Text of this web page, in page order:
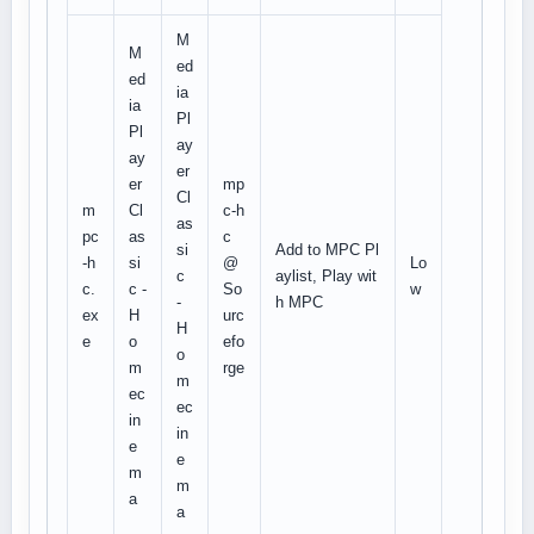
m
pc
-h
c.
ex
e
M
ed
ia
Pl
ay
er
Cl
as
si
c -
H
o
m
ec
in
e
m
a
M
ed
ia
Pl
ay
er
Cl
as
si
c
-
H
o
m
ec
in
e
m
a
mp
c-h
c
@
So
urc
efo
rge
Add to MPC Pl
aylist, Play wit
h MPC
Lo
w